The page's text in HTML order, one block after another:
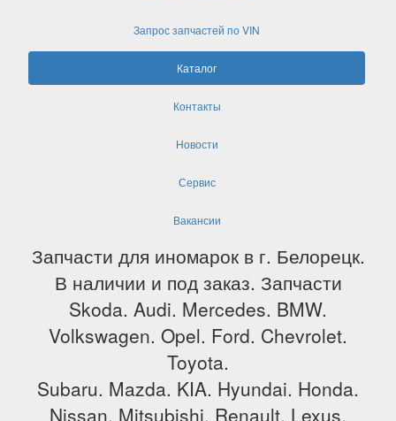
Запрос запчастей по VIN
Каталог
Контакты
Новости
Сервис
Вакансии
Запчасти для иномарок в г. Белорецк.
В наличии и под заказ. Запчасти
Skoda. Audi. Mercedes. BMW.
Volkswagen. Opel. Ford. Chevrolet.
Toyota.
Subaru. Mazda. KIA. Hyundai. Honda.
Nissan. Mitsubishi. Renault. Lexus.